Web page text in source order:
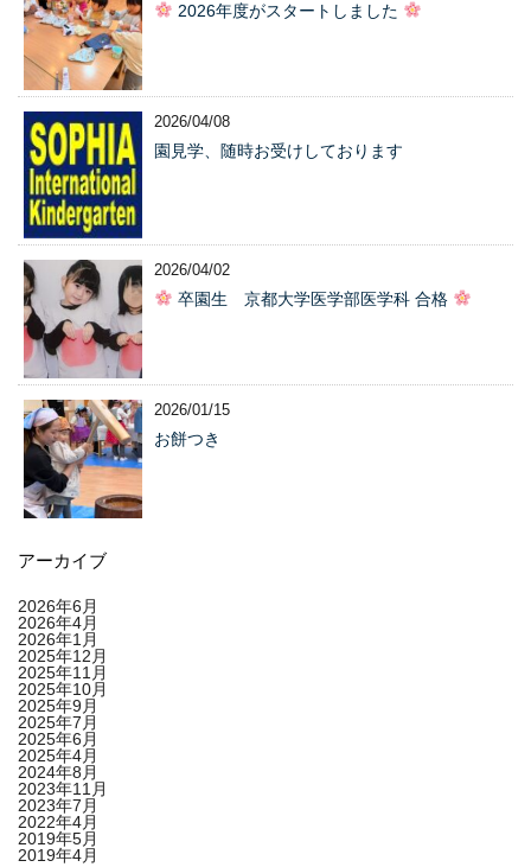
2026年度がスタートしました
2026/04/08
園見学、随時お受けしております
2026/04/02
卒園生 京都大学医学部医学科 合格
2026/01/15
お餅つき
アーカイブ
2026年6月
2026年4月
2026年1月
2025年12月
2025年11月
2025年10月
2025年9月
2025年7月
2025年6月
2025年4月
2024年8月
2023年11月
2023年7月
2022年4月
2019年5月
2019年4月